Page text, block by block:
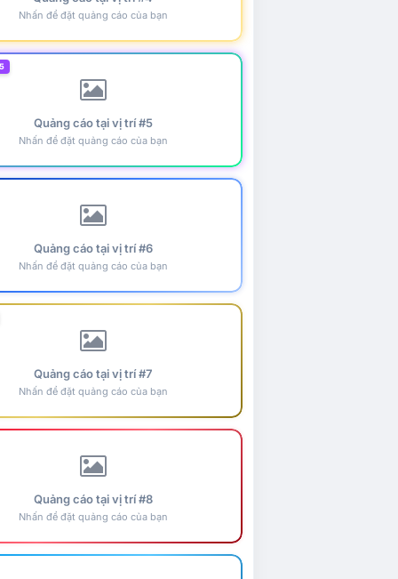
Nhấn để đặt quảng cáo của bạn
Quảng cáo tại vị trí #5
Nhấn để đặt quảng cáo của bạn
Quảng cáo tại vị trí #6
Nhấn để đặt quảng cáo của bạn
Quảng cáo tại vị trí #7
Nhấn để đặt quảng cáo của bạn
Quảng cáo tại vị trí #8
Nhấn để đặt quảng cáo của bạn